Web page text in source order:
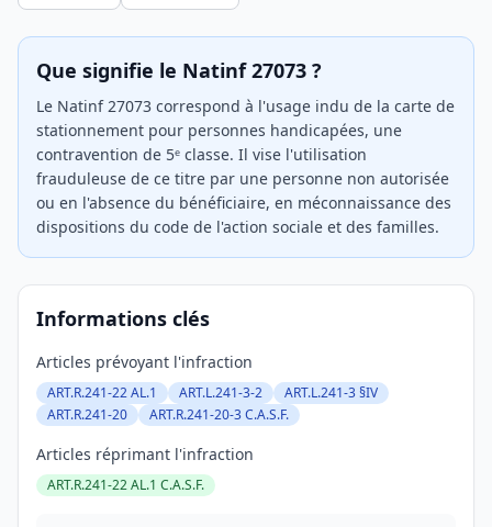
Que signifie le Natinf 27073 ?
Le Natinf 27073 correspond à l'usage indu de la carte de
stationnement pour personnes handicapées, une
contravention de 5ᵉ classe. Il vise l'utilisation
frauduleuse de ce titre par une personne non autorisée
ou en l'absence du bénéficiaire, en méconnaissance des
dispositions du code de l'action sociale et des familles.
Informations clés
Articles prévoyant l'infraction
ART.R.241-22 AL.1 ART.L.241-3-2
ART.L.241-3 §IV
ART.R.241-20
ART.R.241-20-3 C.A.S.F.
Articles réprimant l'infraction
ART.R.241-22 AL.1 C.A.S.F.